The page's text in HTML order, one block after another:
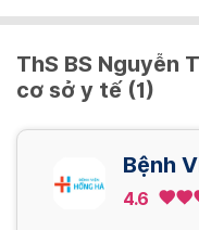
ThS BS Nguyễn
cơ sở y tế (1)
Bệnh
4.6